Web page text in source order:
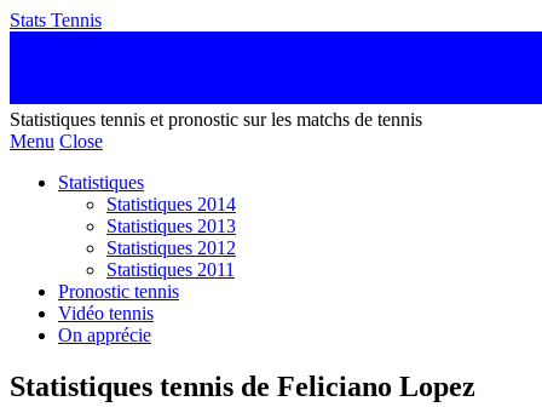
Stats Tennis
Statistiques tennis et pronostic sur les matchs de tennis
Menu Close
Statistiques
Statistiques 2014
Statistiques 2013
Statistiques 2012
Statistiques 2011
Pronostic tennis
Vidéo tennis
On apprécie
Statistiques tennis de Feliciano Lopez